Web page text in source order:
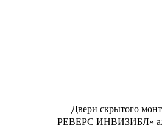
Двери скрытого
РЕВЕРС ИНВИЗИБЛ»